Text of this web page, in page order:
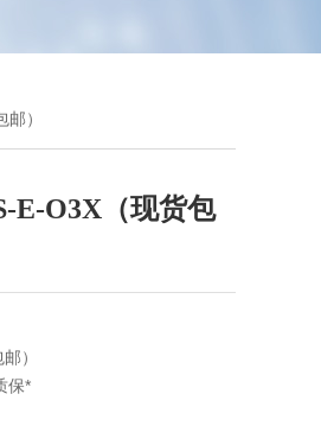
）
E-O3X（现货包
）
保*